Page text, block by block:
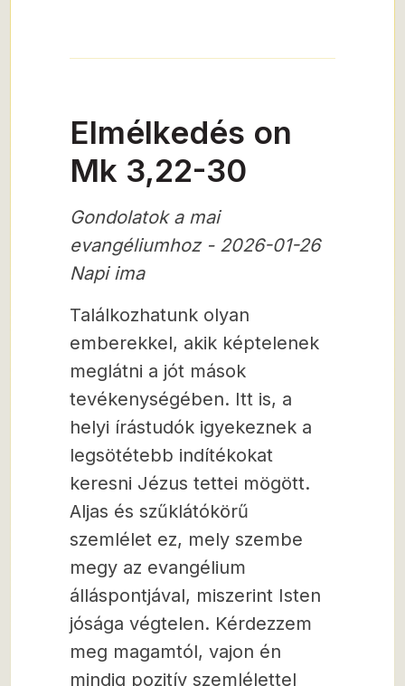
Elmélkedés on
Mk 3,22-30
Gondolatok a mai
evangéliumhoz - 2026-01-26
Napi ima
Találkozhatunk olyan
emberekkel, akik képtelenek
meglátni a jót mások
tevékenységében. Itt is, a
helyi írástudók igyekeznek a
legsötétebb indítékokat
keresni Jézus tettei mögött.
Aljas és szűklátókörű
szemlélet ez, mely szembe
megy az evangélium
álláspontjával, miszerint Isten
jósága végtelen. Kérdezzem
meg magamtól, vajon én
mindig pozitív szemlélettel